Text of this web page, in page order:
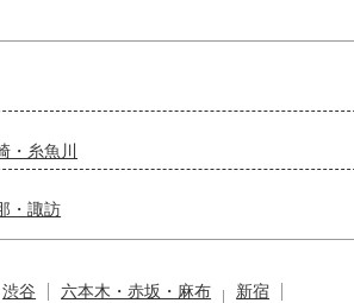
・糸魚川
・諏訪
渋谷 六本木・赤坂・麻布
新宿